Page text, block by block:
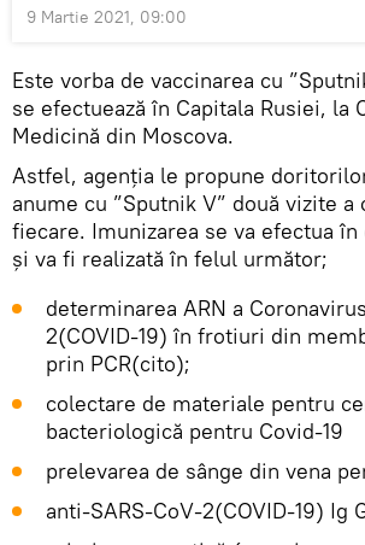
9 Martie 2021, 09:00
Este vorba de vaccinarea cu
se efectuează în Capitala Rusiei, la
Medicină din Moscova.
Astfel, agenția le propune
anume cu ”Sputnik V” două vizite a
fiecare. Imunizarea se va efectua în
și va fi realizată în felul următor;
determinarea ARN a
2(COVID-19) în frotiuri din
prin PCR(cito);
colectare de materiale pentru
bacteriologică pentru Covid-19
prelevarea de sânge din vena
anti-SARS-CoV-2(COVID-19) Ig